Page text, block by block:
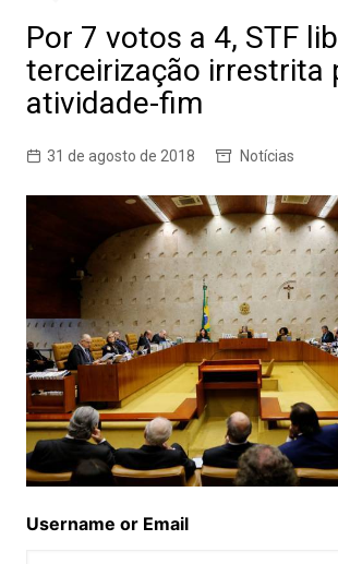
Por 7 votos a 4, STF
terceirização irrestrita
atividade-fim
31 de agosto de 2018 Notícias
Username or Email